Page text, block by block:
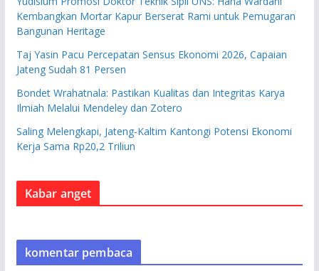
Kembangkan Mortar Kapur Berserat Rami untuk Pemugaran
Bangunan Heritage
Taj Yasin Pacu Percepatan Sensus Ekonomi 2026, Capaian
Jateng Sudah 81 Persen
Bondet Wrahatnala: Pastikan Kualitas dan Integritas Karya
Ilmiah Melalui Mendeley dan Zotero
Saling Melengkapi, Jateng-Kaltim Kantongi Potensi Ekonomi
Kerja Sama Rp20,2 Triliun
Kabar anget
komentar pembaca